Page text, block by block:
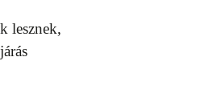
lesznek,